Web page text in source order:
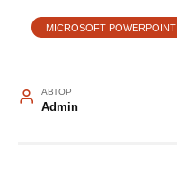
MICROSOFT POWERPOINT
АВТОР
Admin